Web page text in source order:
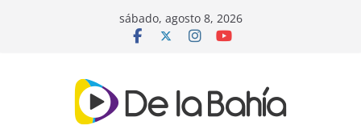
sábado, agosto 8, 2026